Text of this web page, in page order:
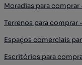
Moradias para
Terrenos para
Espaços comerciais
Escritórios para